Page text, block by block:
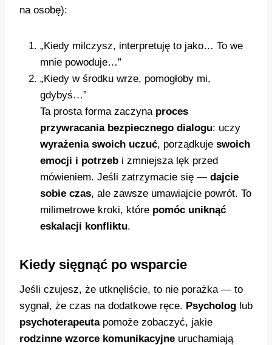
na osobę):
„Kiedy milczysz, interpretuję to jako… To we
mnie powoduje…”
„Kiedy w środku wrze, pomogłoby mi,
gdybyś…”
Ta prosta forma zaczyna proces
przywracania bezpiecznego dialogu: uczy
wyrażenia swoich uczuć, porządkuje swoich
emocji i potrzeb i zmniejsza lęk przed
mówieniem. Jeśli zatrzymacie się — dajcie
sobie czas, ale zawsze umawiajcie powrót. To
milimetrowe kroki, które pomóc uniknąć
eskalacji konfliktu.
Kiedy sięgnąć po wsparcie
Jeśli czujesz, że utknęliście, to nie porażka — to
sygnał, że czas na dodatkowe ręce. Psycholog lub
psychoterapeutapomoże zobaczyć, jakie
rodzinne wzorce komunikacyjne uruchamiają